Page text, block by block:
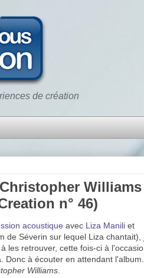
de création
n° 46)
acoustique avec Liza Manili et
de Séverin sur lequel Liza chantait),
les retrouver, cette fois-ci à
Donc à écouter en attendant
Williams